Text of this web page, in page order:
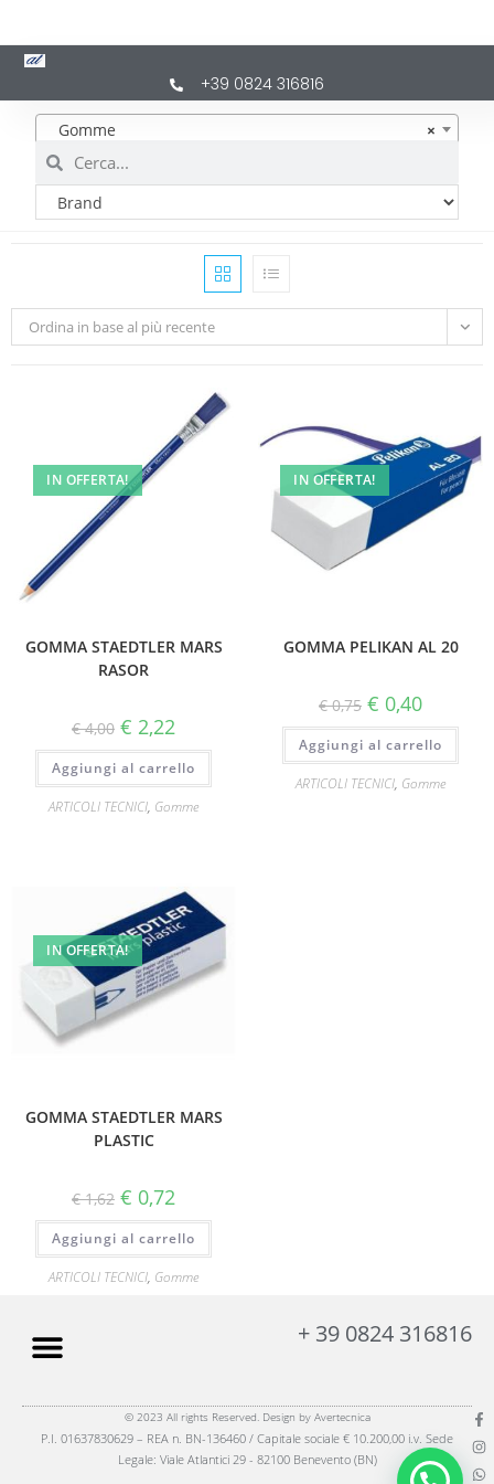
+39 0824 316816
×
Gomme
Ordina in base al più recente
IN OFFERTA!
GOMMA STAEDTLER MARS
RASOR
€4,00 € 2,22
Aggiungi al carrello
ARTICOLI TECNICI, Gomme
IN OFFERTA!
GOMMA PELIKAN AL 20
€0,75 € 0,40
Aggiungi al carrello
ARTICOLI TECNICI, Gomme
IN OFFERTA!
GOMMA STAEDTLER MARS
PLASTIC
€1,62 € 0,72
Aggiungi al carrello
ARTICOLI TECNICI, Gomme
+ 39 0824 316816
© 2023 All rights Reserved. Design by Avertecnica
P.I. 01637830629 – REA n. BN-136460 / Capitale sociale € 10.200,00 i.v. Sede
Legale: Viale Atlantici 29 - 82100 Benevento (BN)